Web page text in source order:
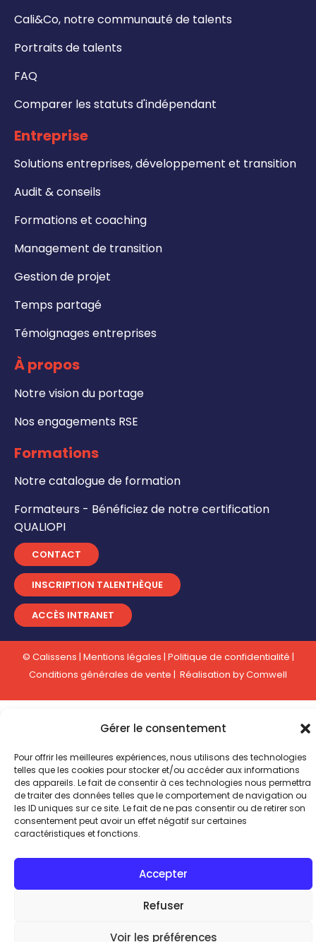
Gérer le consentement
Pour offrir les meilleures expériences, nous utilisons des technologies
telles que les cookies pour stocker et/ou accéder aux informations
des appareils. Le fait de consentir à ces technologies nous permettra
de traiter des données telles que le comportement de navigation ou
les ID uniques sur ce site. Le fait de ne pas consentir ou de retirer son
consentement peut avoir un effet négatif sur certaines
caractéristiques et fonctions.
Accepter
Refuser
Voir les préférences
Talent expert
Cali&Co, notre communauté de talents
Portraits de talents
FAQ
Comparer les statuts d'indépendant
Entreprise
Solutions entreprises, développement et transition
Audit & conseils
Formations et coaching
Management de transition
Gestion de projet
Temps partagé
Témoignages entreprises
À propos
Notre vision du portage
Nos engagements RSE
Formations
Notre catalogue de formation
Formateurs - Bénéficiez de notre certification
QUALIOPI
CONTACT
INSCRIPTION TALENTHÈQUE
ACCÈS INTRANET
© Calissens | Mentions légales | Politique de confidentialité |
Conditions générales de vente | Réalisation byComwell